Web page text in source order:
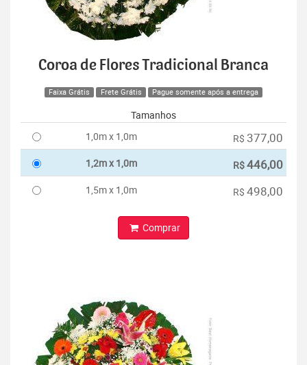
Coroa de Flores Tradicional Branca
Faixa Grátis Frete Grátis Pague somente após a entrega
Tamanhos
1,0m x 1,0m
R$ 377,00
1,2m x 1,0m R$446,00
1,5m x 1,0m R$ 498,00
Comprar